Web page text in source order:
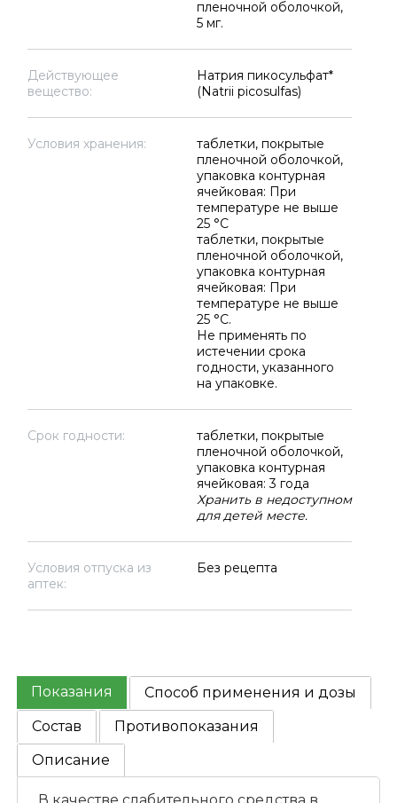
пленочной оболочкой,
5 мг.
Действующее
вещество:
Натрия пикосульфат*
(Natrii picosulfas)
Условия хранения:
таблетки, покрытые
пленочной оболочкой,
упаковка контурная
ячейковая: При
температуре не выше
25 °C
таблетки, покрытые
пленочной оболочкой,
упаковка контурная
ячейковая: При
температуре не выше
25 °C.
Не применять по
истечении срока
годности, указанного
на упаковке.
Срок годности:
таблетки, покрытые
пленочной оболочкой,
упаковка контурная
ячейковая: 3 года
Хранить в недоступном
для детей месте.
Условия отпуска из
аптек:
Без рецепта
Показания
Способ применения и дозы
Состав
Противопоказания
Описание